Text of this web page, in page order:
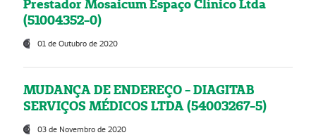
Prestador Mosaicum Espaço Clínico Ltda
(51004352-0)
01 de Outubro de 2020
MUDANÇA DE ENDEREÇO - DIAGITAB
SERVIÇOS MÉDICOS LTDA (54003267-5)
03 de Novembro de 2020